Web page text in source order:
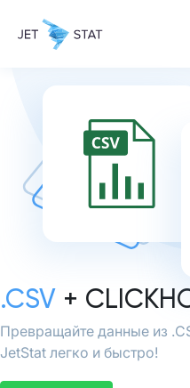
.CSV +
Превращайте данные из
JetStat легко и быстро!